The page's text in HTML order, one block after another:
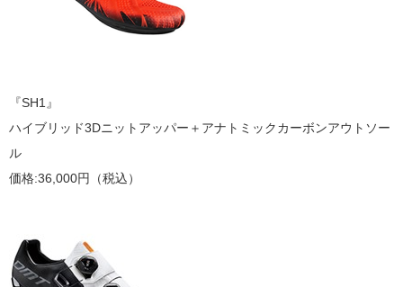
『SH1』
ハイブリッド3Dニットアッパー＋アナトミックカーボンアウトソー
ル
価格:36,000円（税込）